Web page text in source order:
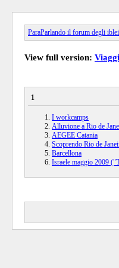
ParaParlando il forum degli iblei
View full version:
1
I workcamps
Alluvione a Rio de
AEGEE Catania
Scoprendo Rio de
Barcellona
Israele maggio 2009